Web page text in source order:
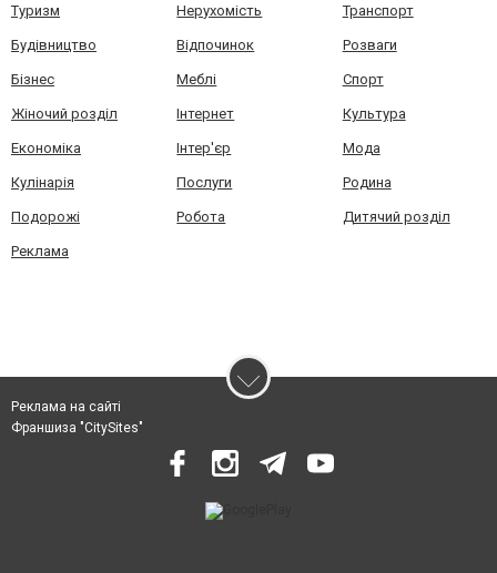
Туризм Нерухомість Транспорт
Будівництво Відпочинок Розваги
Бізнес Меблі Спорт
Жіночий розділ Інтернет Культура
Економіка Інтер'єр Мода
Кулінарія Послуги Родина
Подорожі Робота Дитячий розділ
Реклама
Реклама на сайті
Франшиза "CitySites"